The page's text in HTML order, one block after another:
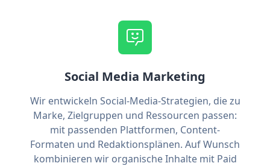
Social Media Marketing
Wir entwickeln Social-Media-Strategien, die zu
Marke, Zielgruppen und Ressourcen passen:
mit passenden Plattformen, Content-
Formaten und Redaktionsplänen. Auf Wunsch
kombinieren wir organische Inhalte mit Paid